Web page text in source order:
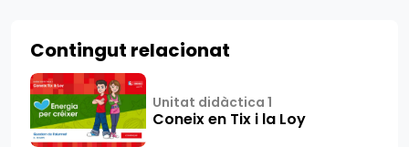
Contingut relacionat
Unitat didàctica 1
Coneix en Tix i la Loy